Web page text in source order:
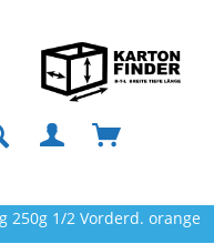
250g 1/2 Vorderd. orange